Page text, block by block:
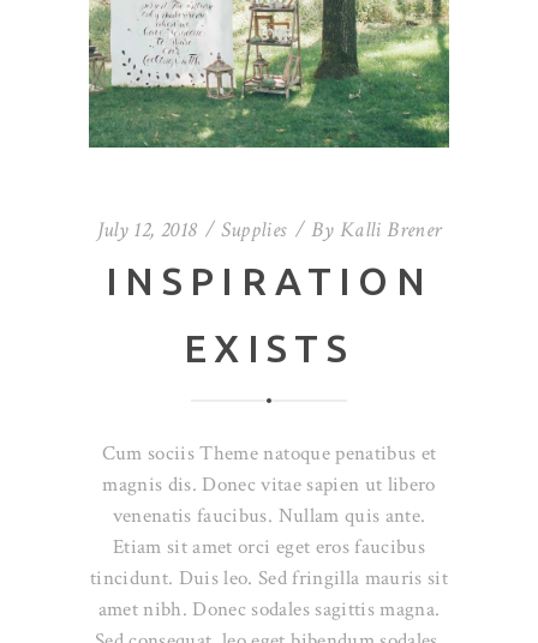
July 12, 2018 Supplies By Kalli Brener
INSPIRATION
EXISTS
Cum sociis Theme natoque penatibus et
magnis dis. Donec vitae sapien ut libero
venenatis faucibus. Nullam quis ante.
Etiam sit amet orci eget eros faucibus
tincidunt. Duis leo. Sed fringilla mauris sit
amet nibh. Donec sodales sagittis magna.